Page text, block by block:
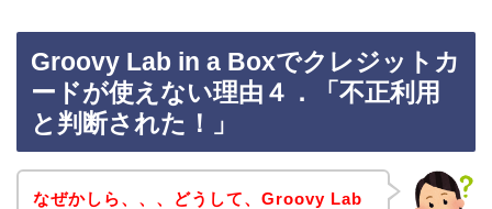
Groovy Lab in a Boxでクレジットカ
ードが使えない理由４．「不正利用
と判断された！」
なぜかしら、、、どうして、Groovy Lab